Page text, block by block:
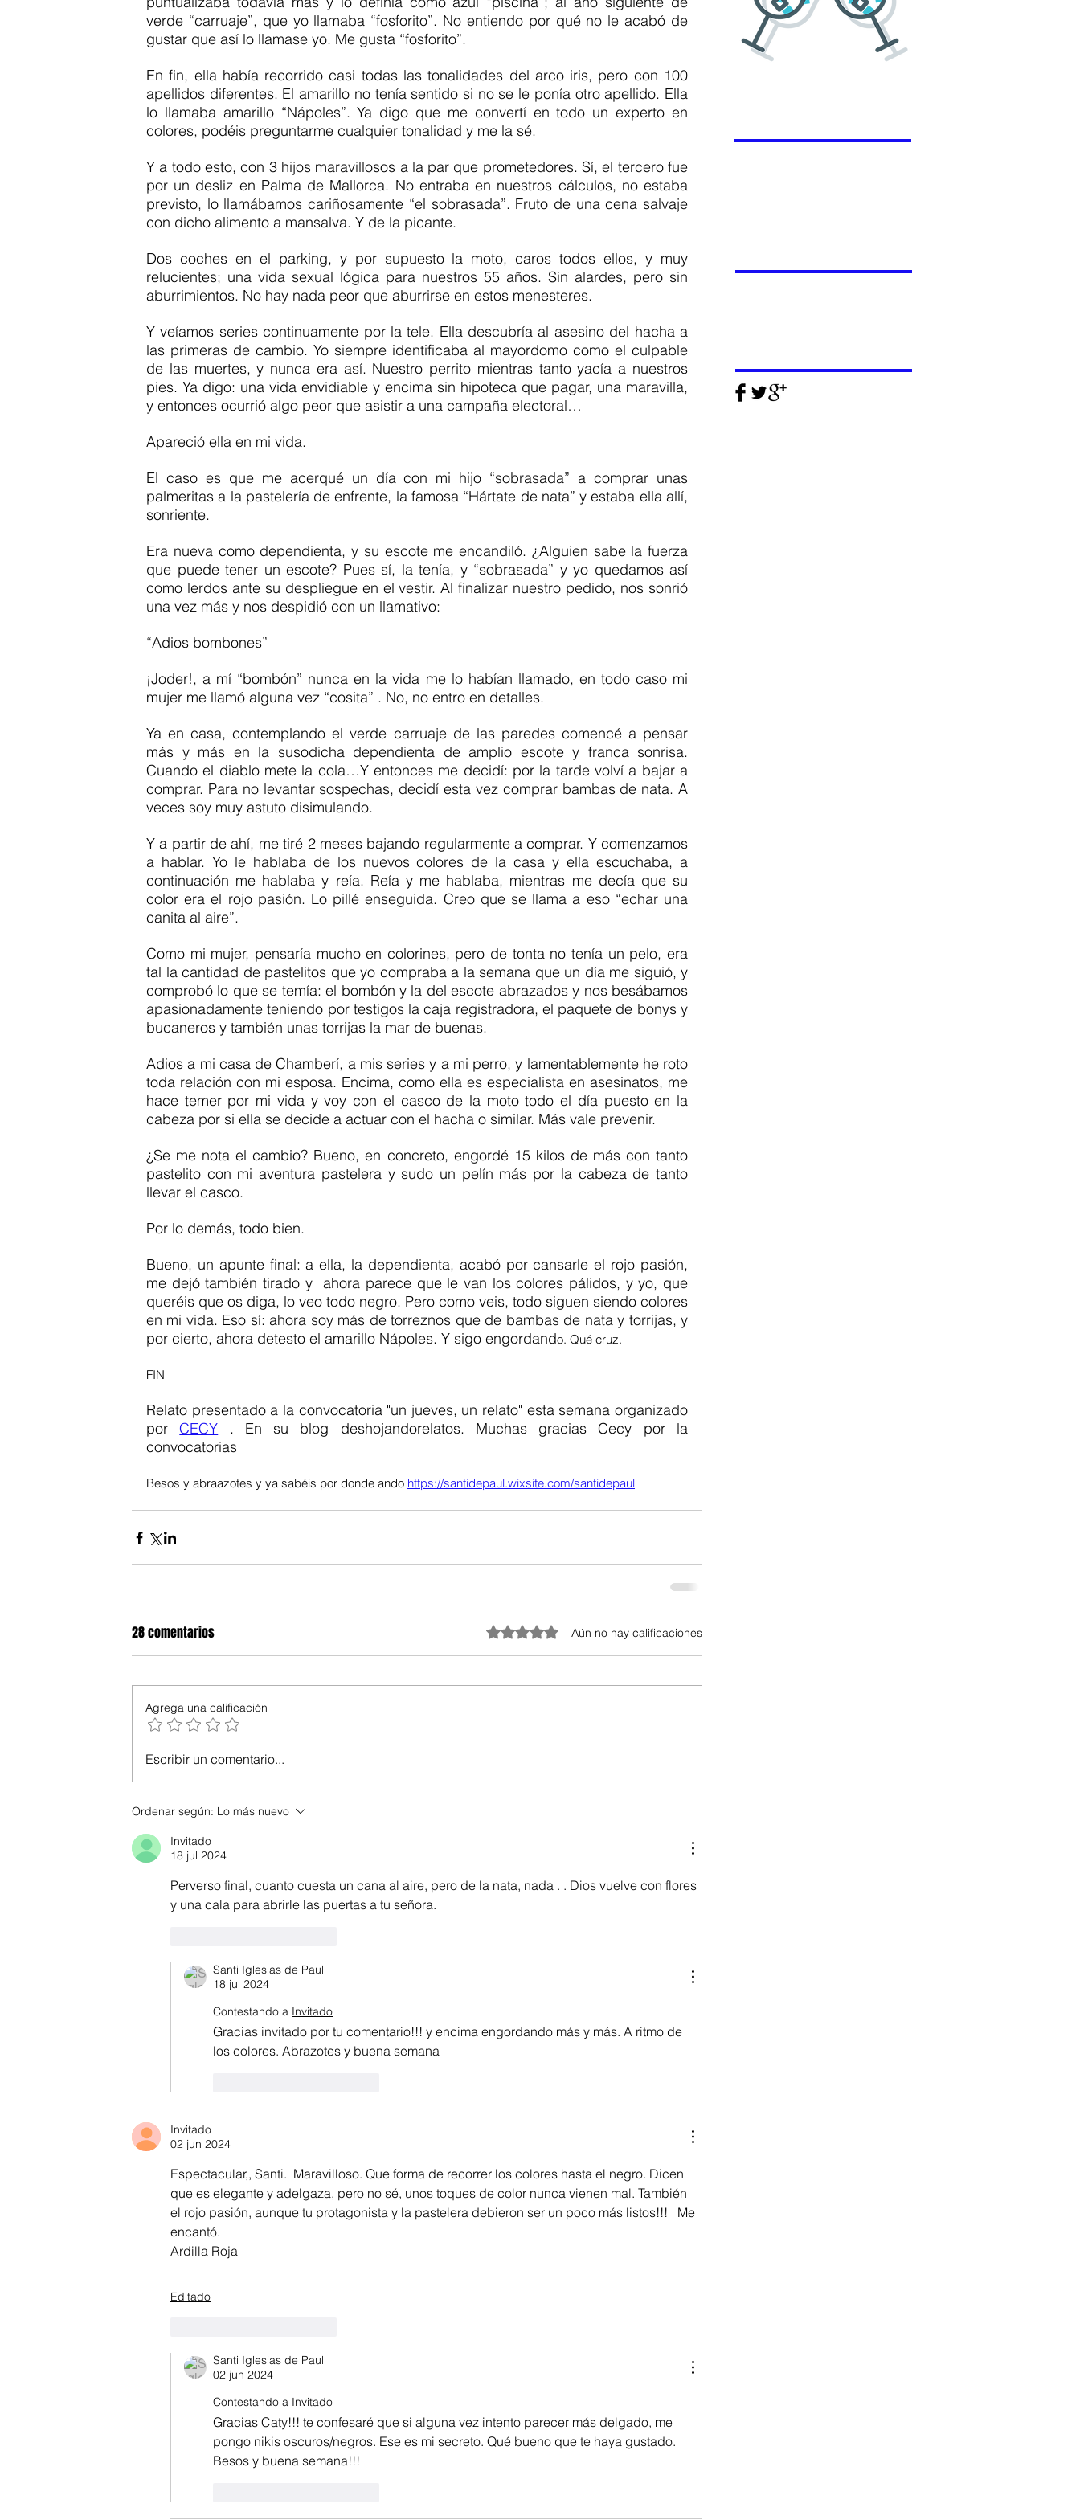
verde “carruaje”, que yo llamaba “fosforito”. No entiendo por qué no le acabó de
gustar que así lo llamase yo. Me gusta “fosforito”.
En fin, ella había recorrido casi todas las tonalidades del arco iris, pero con 100
apellidos diferentes. El amarillo no tenía sentido si no se le ponía otro apellido. Ella
lo llamaba amarillo “Nápoles”. Ya digo que me convertí en todo un experto en
colores, podéis preguntarme cualquier tonalidad y me la sé.
Y a todo esto, con 3 hijos maravillosos a la par que prometedores. Sí, el tercero fue
por un desliz en Palma de Mallorca. No entraba en nuestros cálculos, no estaba
previsto, lo llamábamos cariñosamente “el sobrasada”. Fruto de una cena salvaje
con dicho alimento a mansalva. Y de la picante.
Dos coches en el parking, y por supuesto la moto, caros todos ellos, y muy
relucientes; una vida sexual lógica para nuestros 55 años. Sin alardes, pero sin
aburrimientos. No hay nada peor que aburrirse en estos menesteres.
Y veíamos series continuamente por la tele. Ella descubría al asesino del hacha a
las primeras de cambio. Yo siempre identificaba al mayordomo como el culpable
de las muertes, y nunca era así. Nuestro perrito mientras tanto yacía a nuestros
pies. Ya digo: una vida envidiable y encima sin hipoteca que pagar, una maravilla,
y entonces ocurrió algo peor que asistir a una campaña electoral…
Apareció ella en mi vida.
El caso es que me acerqué un día con mi hijo “sobrasada” a comprar unas
palmeritas a la pastelería de enfrente, la famosa “Hártate de nata” y estaba ella allí,
sonriente.
Era nueva como dependienta, y su escote me encandiló. ¿Alguien sabe la fuerza
que puede tener un escote? Pues sí, la tenía, y “sobrasada” y yo quedamos así
como lerdos ante su despliegue en el vestir. Al finalizar nuestro pedido, nos sonrió
una vez más y nos despidió con un llamativo:
“Adios bombones”
¡Joder!, a mí “bombón” nunca en la vida me lo habían llamado, en todo caso mi
mujer me llamó alguna vez “cosita” . No, no entro en detalles.
Ya en casa, contemplando el verde carruaje de las paredes comencé a pensar
más y más en la susodicha dependienta de amplio escote y franca sonrisa.
Cuando el diablo mete la cola…Y entonces me decidí: por la tarde volví a bajar a
comprar. Para no levantar sospechas, decidí esta vez comprar bambas de nata. A
veces soy muy astuto disimulando.
Y a partir de ahí, me tiré 2 meses bajando regularmente a comprar. Y comenzamos
a hablar. Yo le hablaba de los nuevos colores de la casa y ella escuchaba, a
continuación me hablaba y reía. Reía y me hablaba, mientras me decía que su
color era el rojo pasión. Lo pillé enseguida. Creo que se llama a eso “echar una
canita al aire”.
Como mi mujer, pensaría mucho en colorines, pero de tonta no tenía un pelo, era
tal la cantidad de pastelitos que yo compraba a la semana que un día me siguió, y
comprobó lo que se temía: el bombón y la del escote abrazados y nos besábamos
apasionadamente teniendo por testigos la caja registradora, el paquete de bonys y
bucaneros y también unas torrijas la mar de buenas.
Adios a mi casa de Chamberí, a mis series y a mi perro, y lamentablemente he roto
toda relación con mi esposa. Encima, como ella es especialista en asesinatos, me
hace temer por mi vida y voy con el casco de la moto todo el día puesto en la
cabeza por si ella se decide a actuar con el hacha o similar. Más vale prevenir.
¿Se me nota el cambio? Bueno, en concreto, engordé 15 kilos de más con tanto
pastelito con mi aventura pastelera y sudo un pelín más por la cabeza de tanto
llevar el casco.
Por lo demás, todo bien.
Bueno, un apunte final: a ella, la dependienta, acabó por cansarle el rojo pasión,
me dejó también tirado y  ahora parece que le van los colores pálidos, y yo, que
queréis que os diga, lo veo todo negro. Pero como veis, todo siguen siendo colores
en mi vida. Eso sí: ahora soy más de torreznos que de bambas de nata y torrijas, y
por cierto, ahora detesto el amarillo Nápoles. Y sigo engordando. Qué cruz.
FIN
Relato presentado a la convocatoria "un jueves, un relato" esta semana organizado
por CECY . En su blog deshojandorelatos. Muchas gracias Cecy por la
convocatorias
Besos y abraazotes y ya sabéis por donde ando https://santidepaul.wixsite.com/santidepaul
28 comentarios Obtuvo 0 de 5 estrellas.Aún no hay calificaciones
Agrega una calificación
Escribir un comentario...
Ordenar según: Lo más nuevo
Invitado
18 jul 2024
Perverso final, cuanto cuesta un cana al aire, pero de la nata, nada . . Dios vuelve con flores
y una cala para abrirle las puertas a tu señora.
Santi Iglesias de Paul
18 jul 2024
Contestando a Invitado
Gracias invitado por tu comentario!!! y encima engordando más y más. A ritmo de
los colores. Abrazotes y buena semana
Invitado
02 jun 2024
Espectacular,, Santi.  Maravilloso. Que forma de recorrer los colores hasta el negro. Dicen
que es elegante y adelgaza, pero no sé, unos toques de color nunca vienen mal. También
el rojo pasión, aunque tu protagonista y la pastelera debieron ser un poco más listos!!!   Me
encantó.
Ardilla Roja
Editado
Santi Iglesias de Paul
02 jun 2024
Contestando a Invitado
Gracias Caty!!! te confesaré que si alguna vez intento parecer más delgado, me
pongo nikis oscuros/negros. Ese es mi secreto. Qué bueno que te haya gustado.
Besos y buena semana!!!